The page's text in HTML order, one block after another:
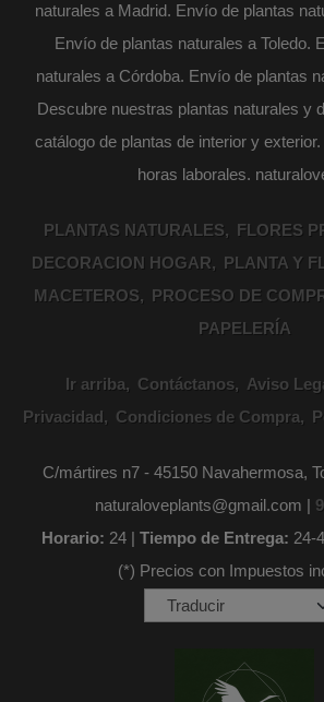
naturales a Madrid. Envío de plantas
Envío de plantas naturales a Toledo.
naturales a Córdoba. Envío de plantas
Descubre nuestras plantas naturales y
catálogo de plantas de interior y
horas laborales.
PLANTAS NATURALES
FLORES
DECORACION HOGAR
PLANTA Y
MACETEROS
PROCESO DE
PAPELERÍA
Ir arriba Contáctanos Aviso
Privacidad
Condiciones de Compra
C/mártires n7 - 45150 Navahermosa,
naturaloveplants@gmail.com |
Horario: 24 | Tiempo de Entrega: 24-
(*) Precios con Impuestos